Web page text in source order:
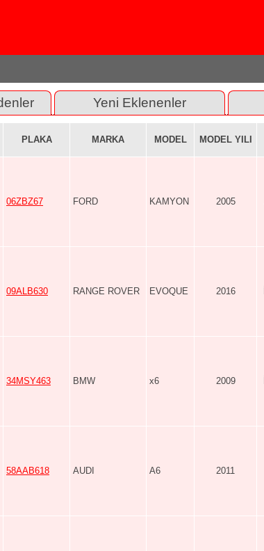
Yeni Eklenenler
PLAKA MARKA MODEL MODEL YILI
06ZBZ67 FORD KAMYON 2005
09ALB630 RANGE ROVER EVOQUE 2016
34MSY463 BMW x6 2009
58AAB618 AUDI A6 2011